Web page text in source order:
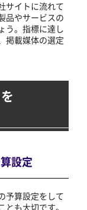
サイトに流れて
品やサービスの
う。指標に達し
掲載媒体の選定
設定
予算設定をして
も大切です。